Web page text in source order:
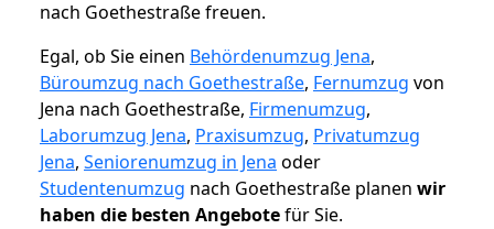
nach Goethestraße freuen.
Egal, ob Sie einen Behördenumzug Jena,
Büroumzug nach Goethestraße, Fernumzug von
Jena nach Goethestraße, Firmenumzug,
Laborumzug Jena, Praxisumzug, Privatumzug
Jena, Seniorenumzug in Jena oder
Studentenumzug nach Goethestraße planen wir
haben die besten Angebotefür Sie.